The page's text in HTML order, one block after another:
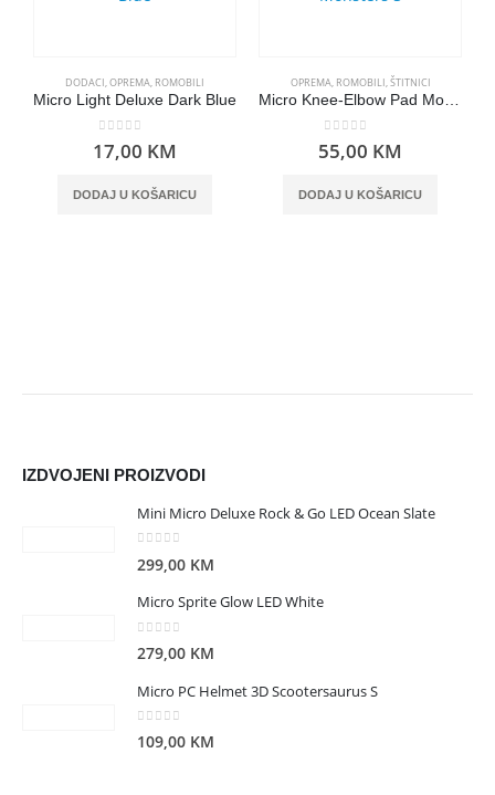
DODACI,OPREMA, ROMOBILI
Micro Light Deluxe Dark Blue
0out of 5
17,00 KM
DODAJ U KOŠARICU
OPREMA, ROMOBILI,ŠTITNICI
Micro Knee-Elbow Pad Monsters S
0out of 5
55,00 KM
DODAJ U KOŠARICU
IZDVOJENI PROIZVODI
Mini Micro Deluxe Rock & Go LED Ocean Slate
299,00 KM
Micro Sprite Glow LED White
279,00 KM
Micro PC Helmet 3D Scootersaurus S
0 out of 5
109,00 KM